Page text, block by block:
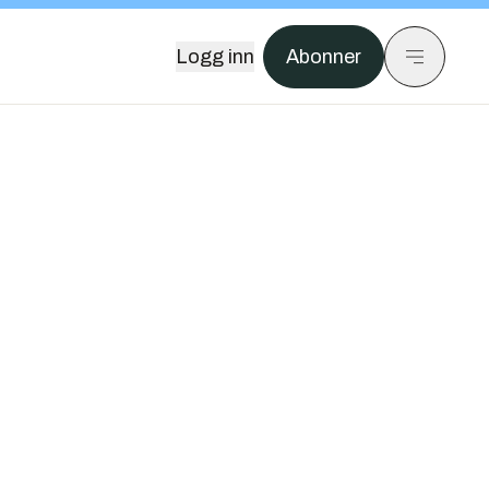
Logg inn Abonner